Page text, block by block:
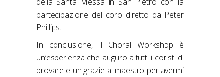
della Santa Messa in San Pietro con la
partecipazione del coro diretto da Peter
Phillips.
In conclusione, il Choral Workshop è
un’esperienza che auguro a tutti i coristi di
provare e un grazie al maestro per avermi